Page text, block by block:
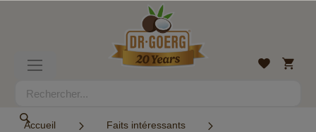
navigation
Rechercher
Liste
Mon
panier
Accueil
Faits intéressants